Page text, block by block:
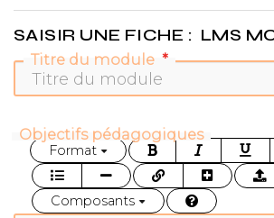
SAISIR UNE FICHE : LMS
Titre du module
Objectifs pédagogiques
Format
Composants